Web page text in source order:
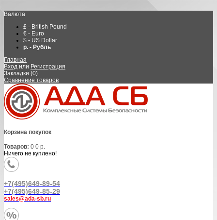
Валюта
£ - British Pound
€ - Euro
$ - US Dollar
р. - Рубль
Главная
Вход или Регистрация
Закладки (0)
Сравнение товаров
Корзина покупок
Товаров: 0 0 р.
Ничего не куплено!
+7(495)649-89-54
+7(495)649-85-29
sales@ada-sb.ru